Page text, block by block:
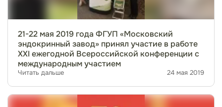
21-22 мая 2019 года ФГУП «Московский
эндокринный завод» принял участие в работе
XXI ежегодной Всероссийской конференции с
международным участием
Читать дальше 24 мая 2019